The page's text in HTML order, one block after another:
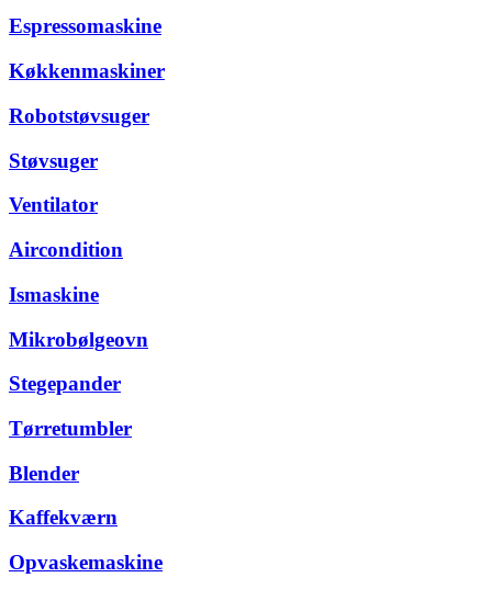
Espressomaskine
Køkkenmaskiner
Robotstøvsuger
Støvsuger
Ventilator
Aircondition
Ismaskine
Mikrobølgeovn
Stegepander
Tørretumbler
Blender
Kaffekværn
Opvaskemaskine